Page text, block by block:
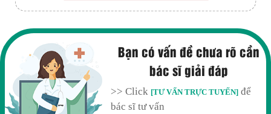
Bạn có vấn đề chưa rõ cần
bác sĩ giải đáp
>> Click [TƯ VẤN TRỰC TUYẾN] để
bác sĩ tư vấn